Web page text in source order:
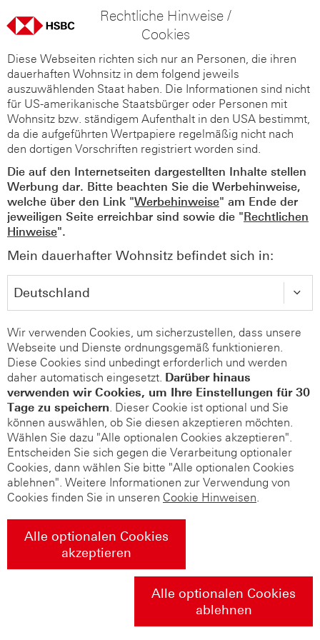
Rechtliche Hinweise /
Cookies
Diese Webseiten richten sich nur an Personen, die ihren
dauerhaften Wohnsitz in dem folgend jeweils
auszuwählenden Staat haben. Die Informationen sind nicht
für US-amerikanische Staatsbürger oder Personen mit
Wohnsitz bzw. ständigem Aufenthalt in den USA bestimmt,
da die aufgeführten Wertpapiere regelmäßig nicht nach
den dortigen Vorschriften registriert worden sind.
Die auf den Internetseiten dargestellten Inhalte stellen
Werbung dar. Bitte beachten Sie die Werbehinweise,
welche über den Link "Werbehinweise" am Ende der
jeweiligen Seite erreichbar sind sowie die "Rechtlichen
Hinweise".
Mein dauerhafter Wohnsitz befindet sich in:
Wir verwenden Cookies, um sicherzustellen, dass unsere
Webseite und Dienste ordnungsgemäß funktionieren.
Diese Cookies sind unbedingt erforderlich und werden
daher automatisch eingesetzt. Darüber hinaus
verwenden wir Cookies, um Ihre Einstellungen für 30
Tage zu speichern. Dieser Cookie ist optional und Sie
können auswählen, ob Sie diesen akzeptieren möchten.
Wählen Sie dazu "Alle optionalen Cookies akzeptieren".
Entscheiden Sie sich gegen die Verarbeitung optionaler
Cookies, dann wählen Sie bitte "Alle optionalen Cookies
ablehnen". Weitere Informationen zur Verwendung von
Cookies finden Sie in unseren Cookie Hinweisen.
Alle optionalen Cookies
akzeptieren
Alle optionalen Cookies
ablehnen